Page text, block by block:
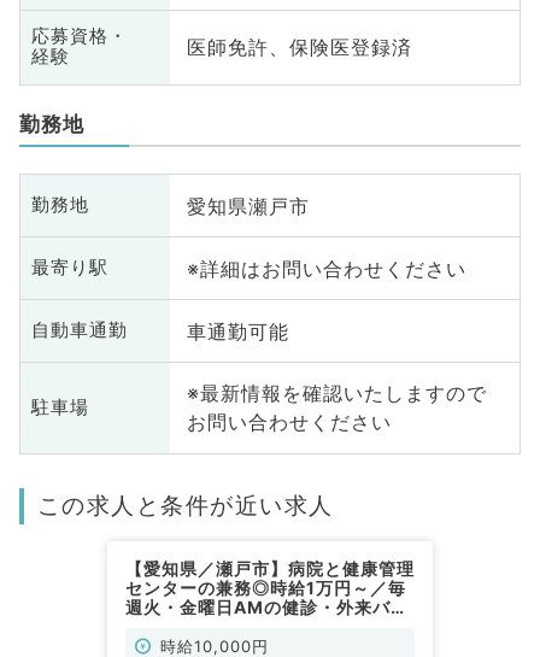
応募資格・
経験
医師免許、保険医登録済
勤務地
勤務地 愛知県瀬戸市
最寄り駅 ※詳細はお問い合わせください
自動車通勤 車通勤可能
駐車場
※最新情報を確認いたしますので
お問い合わせください
この求人と条件が近い求人
【愛知県／瀬戸市】病院と健康管理
センターの兼務◎時給1万円～／毎
週火・金曜日AMの健診・外来バイ
時給10,000円